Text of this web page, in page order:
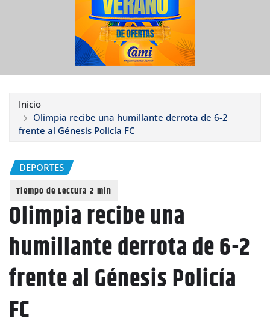
Inicio
Olimpia recibe una humillante derrota de 6-2
frente al Génesis Policía FC
DEPORTES
Olimpia recibe una
humillante derrota de 6-2
frente al Génesis Policía
FC